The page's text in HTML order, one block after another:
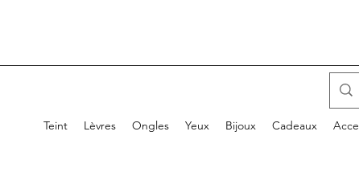
Teint Lèvres Ongles Yeux Bijoux Cadeaux